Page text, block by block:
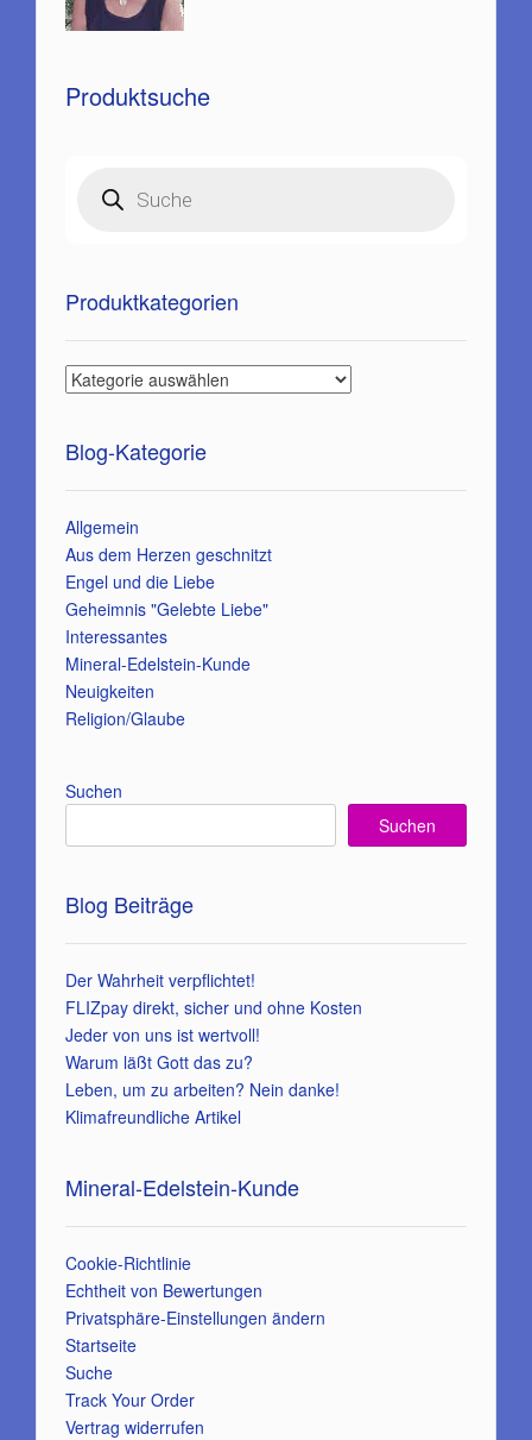
Produktsuche
search
Produktkategorien
Blog-Kategorie
Allgemein
Aus dem Herzen geschnitzt
Engel und die Liebe
Geheimnis "Gelebte Liebe"
Interessantes
Mineral-Edelstein-Kunde
Neuigkeiten
Religion/Glaube
Suchen
Suchen
Blog Beiträge
Der Wahrheit verpflichtet!
FLIZpay direkt, sicher und ohne Kosten
Jeder von uns ist wertvoll!
Warum läßt Gott das zu?
Leben, um zu arbeiten? Nein danke!
Klimafreundliche Artikel
Mineral-Edelstein-Kunde
Cookie-Richtlinie
Echtheit von Bewertungen
Privatsphäre-Einstellungen ändern
Startseite
Suche
Track Your Order
Vertrag widerrufen